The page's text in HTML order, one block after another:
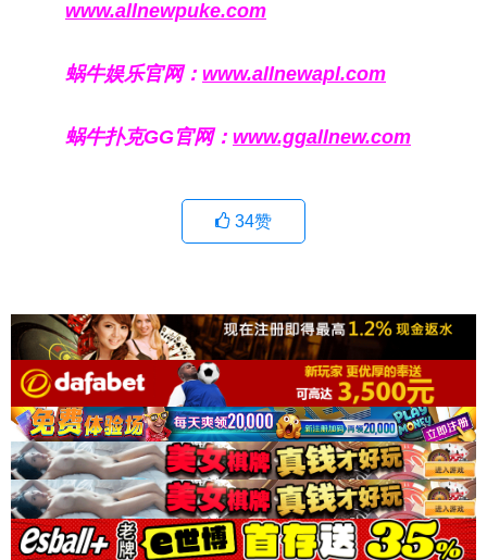
www.allnewpuke.com
蜗牛娱乐官网： www.allnewapl.com
蜗牛扑克GG官网： www.ggallnew.com
34赞